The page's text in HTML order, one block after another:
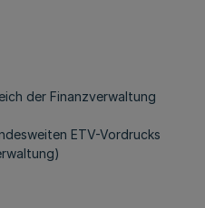
der Finanzverwaltung
ETV-Vordrucks